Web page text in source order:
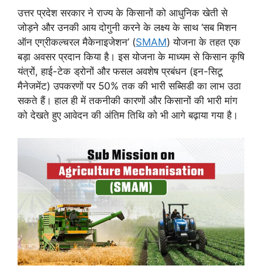
उत्तर प्रदेश सरकार ने राज्य के किसानों को आधुनिक खेती से
जोड़ने और उनकी आय दोगुनी करने के लक्ष्य के साथ ‘सब मिशन
ऑन एग्रीकल्चरल मैकेनाइजेशन’ (SMAM) योजना के तहत एक
बड़ा अवसर प्रदान किया है। इस योजना के माध्यम से किसान कृषि
यंत्रों, हाई-टेक ड्रोनों और फसल अवशेष प्रबंधन (इन-सिटू
मैनेजमेंट) उपकरणों पर 50% तक की भारी सब्सिडी का लाभ उठा
सकते हैं। हाल ही में तकनीकी कारणों और किसानों की भारी मांग
को देखते हुए आवेदन की अंतिम तिथि को भी आगे बढ़ाया गया है।